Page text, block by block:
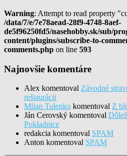
Warning: Attempt to read property
/data/7/e/7e78aead-28f9-4748-8aef-
de5f96250fd5/nasehobby.sk/sub/
content/plugins/subscribe-to-
comments.php on line 593
Najnovšie komentáre
Alex komentoval Závodné
reštaurácii
Milan Tulenko komentoval Z
Ján Cerovský komentoval
Pokladnice
redakcia komentoval SPAM
Anton komentoval SPAM